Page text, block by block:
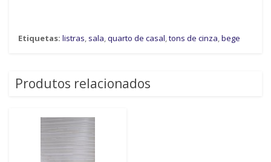
Etiquetas: listras, sala,quarto de casal,tons de cinza,bege
Produtos relacionados